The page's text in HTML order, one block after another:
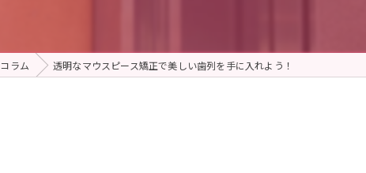
コラム 透明なマウスピース矯正で美しい歯列を手に入れよう！